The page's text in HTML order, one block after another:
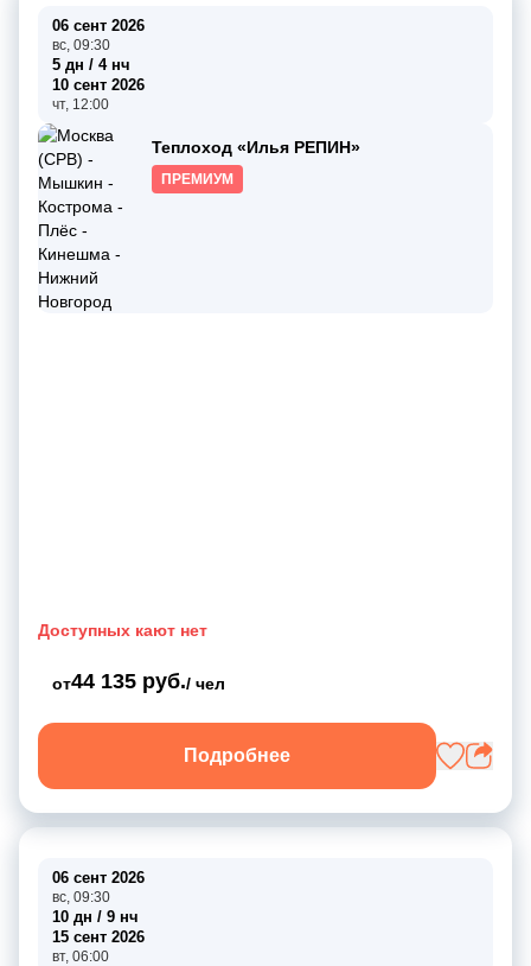
06 сент 2026
вс, 09:30
5 дн / 4 нч
10 сент 2026
чт, 12:00
Теплоход «Илья РЕПИН»
ПРЕМИУМ
Доступных кают нет
от44 135 руб./ чел
Подробнее
06 сент 2026
вс, 09:30
10 дн / 9 нч
15 сент 2026
вт, 06:00